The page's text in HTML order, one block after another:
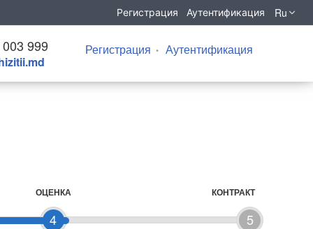
Регистрация Аутентификация Ru
999 Регистрация Аутентификация
4
ОЦЕНКА
5
КОНТРАКТ